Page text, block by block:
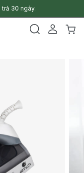
trả 30 ngày.